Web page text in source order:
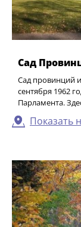
Сад
Сад провинций
сентября 1962
Парламента.
Показать